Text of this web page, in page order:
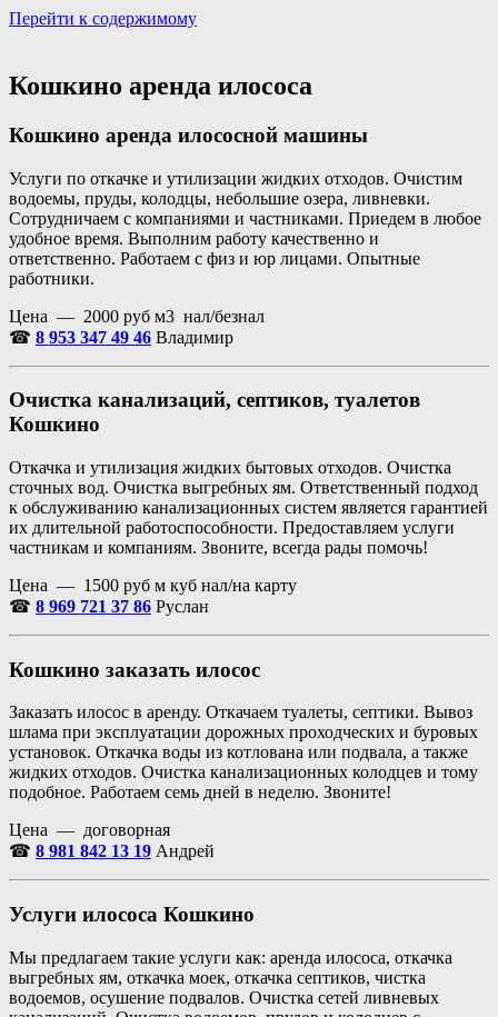
Перейти к содержимому
Кошкино аренда илососа
Кошкино аренда илососной машины
Услуги по откачке и утилизации жидких отходов. Очистим
водоемы, пруды, колодцы, небольшие озера, ливневки.
Сотрудничаем с компаниями и частниками. Приедем в любое
удобное время. Выполним работу качественно и
ответственно. Работаем с физ и юр лицами. Опытные
работники.
Цена — 2000 руб м3 нал/безнал
☎ 8 953 347 49 46 Владимир
Очистка канализаций, септиков, туалетов
Кошкино
Откачка и утилизация жидких бытовых отходов. Очистка
сточных вод. Очистка выгребных ям. Ответственный подход
к обслуживанию канализационных систем является гарантией
их длительной работоспособности. Предоставляем услуги
частникам и компаниям. Звоните, всегда рады помочь!
Цена — 1500 руб м куб нал/на карту
☎ 8 969 721 37 86 Руслан
Кошкино заказать илосос
Заказать илосос в аренду. Откачаем туалеты, септики. Вывоз
шлама при эксплуатации дорожных проходческих и буровых
установок. Откачка воды из котлована или подвала, а также
жидких отходов. Очистка канализационных колодцев и тому
подобное. Работаем семь дней в неделю. Звоните!
Цена — договорная
☎ 8 981 842 13 19 Андрей
Услуги илососа Кошкино
Мы предлагаем такие услуги как: аренда илососа, откачка
выгребных ям, откачка моек, откачка септиков, чистка
водоемов, осушение подвалов. Очистка сетей ливневых